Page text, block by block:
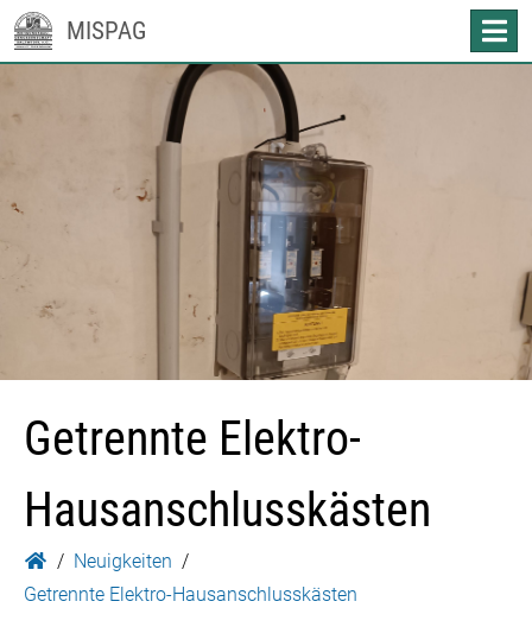
MISPAG
Getrennte Elektro-
Hausanschlusskästen
Neuigkeiten
Getrennte Elektro-Hausanschlusskästen